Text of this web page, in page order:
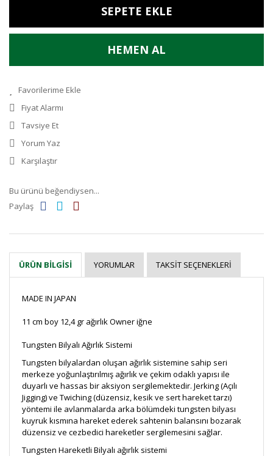
SEPETE EKLE
HEMEN AL
Fiyat Alarmı
Tavsiye Et
Yorum Yaz
Karşılaştır
Bu ürünü beğendiysen...
Paylaş
ÜRÜN BILGISI YORUMLAR TAKSIT SEÇENEKLERI
MADE IN JAPAN
11 cm boy 12,4 gr ağırlık Owner iğne
Tungsten Bilyalı Ağırlık Sistemi
Tungsten bilyalardan oluşan ağırlık sistemine sahip seri
merkeze yoğunlaştırılmış ağırlık ve çekim odaklı yapısı ile
duyarlı ve hassas bir aksiyon sergilemektedir. Jerking (Açılı
Jigging) ve Twiching (düzensiz, kesik ve sert hareket tarzı)
yöntemi ile avlanmalarda arka bölümdeki tungsten bilyası
kuyruk kısmına hareket ederek sahtenin balansını bozarak
düzensiz ve cezbedici hareketler sergilemesini sağlar.
Tungsten Hareketli Bilyalı ağırlık sistemi